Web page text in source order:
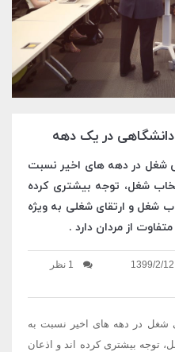
دانشگاهی در یک دهه
شغل در دهه های اخیر نسبت
شغل، توجه بیشتری کرده
شغل و ارتقای شغلی به ویژه
از مردان دارد .
1399/2/12 1 نظر
شغل در دهه های اخیر نسبت به
توجه بیشتری کرده اند و اذعان